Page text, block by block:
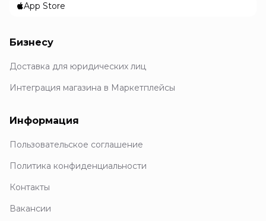
App Store
Бизнесу
Доставка для юридических лиц
Интеграция магазина в Маркетплейсы
Информация
Пользовательское соглашение
Политика конфиденциальности
Контакты
Вакансии